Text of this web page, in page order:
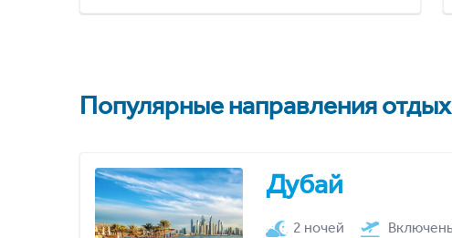
Популярные направления
Дубай
2 ночей